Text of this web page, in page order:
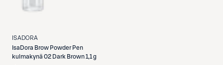
ISADORA
IsaDora Brow Powder Pen
kulmakynä 02 Dark Brown 1,1 g